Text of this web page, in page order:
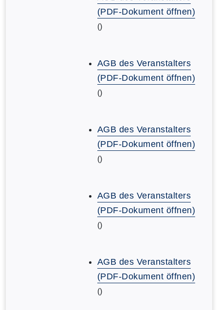
(PDF-Dokument öffnen)
()
AGB des Veranstalters
(PDF-Dokument öffnen)
()
AGB des Veranstalters
(PDF-Dokument öffnen)
()
AGB des Veranstalters
(PDF-Dokument öffnen)
()
AGB des Veranstalters
(PDF-Dokument öffnen)
()